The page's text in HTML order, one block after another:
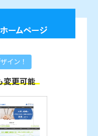
イン！
変更可能